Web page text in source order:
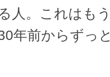
人。これはも
年前からずっ